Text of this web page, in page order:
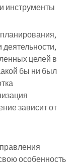
инструменты
целей в
бы ни был
зависит от
особенность